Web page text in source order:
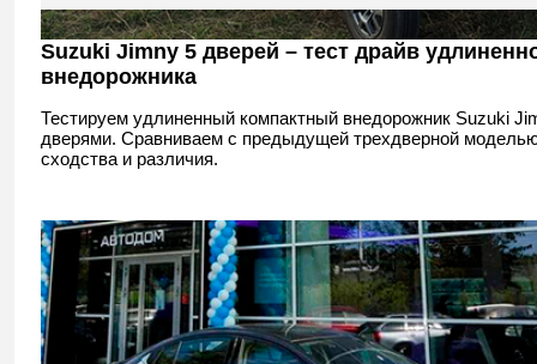
Suzuki Jimny 5 дверей – тест драйв
внедорожника
Тестируем удлиненный компактный внедорожник Suzuki
дверями. Сравниваем с предыдущей трехдверной
сходства и различия.